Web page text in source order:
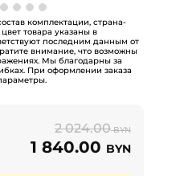
комплектации, страна-
товара указаны в
последним данным от
внимание, что возможны
Мы благодарны за
При оформлении заказа
2 024.00BYN
1 840.00 BYN